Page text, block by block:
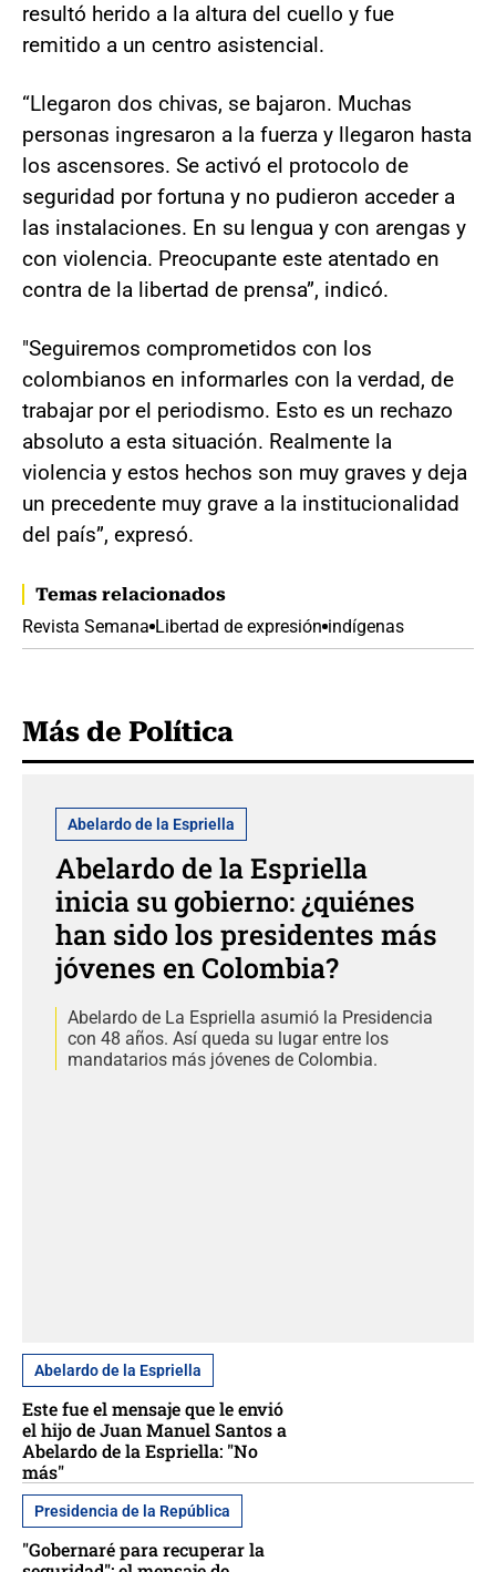
resultó herido a la altura del cuello y fue
remitido a un centro asistencial.
“Llegaron dos chivas, se bajaron. Muchas
personas ingresaron a la fuerza y llegaron hasta
los ascensores. Se activó el protocolo de
seguridad por fortuna y no pudieron acceder a
las instalaciones. En su lengua y con arengas y
con violencia. Preocupante este atentado en
contra de la libertad de prensa”, indicó.
"Seguiremos comprometidos con los
colombianos en informarles con la verdad, de
trabajar por el periodismo. Esto es un rechazo
absoluto a esta situación. Realmente la
violencia y estos hechos son muy graves y deja
un precedente muy grave a la institucionalidad
del país”, expresó.
Temas relacionados
Revista Semana Libertad de expresión indígenas
Más de Política
Abelardo de la Espriella
Abelardo de la Espriella
inicia su gobierno: ¿quiénes
han sido los presidentes más
jóvenes en Colombia?
Abelardo de La Espriella asumió la Presidencia
con 48 años. Así queda su lugar entre los
mandatarios más jóvenes de Colombia.
Abelardo de la Espriella
Este fue el mensaje que le envió
el hijo de Juan Manuel Santos a
Abelardo de la Espriella: "No
más"
Presidencia de la República
"Gobernaré para recuperar la